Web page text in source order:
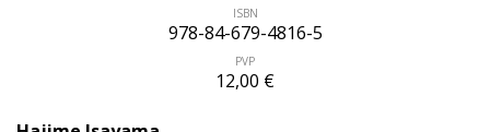
ISBN
978-84-679-4816-5
PVP
12,00 €